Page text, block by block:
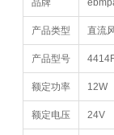
品牌
产品类型 直流
产品型号
额定功率 12W
额定电压 24V